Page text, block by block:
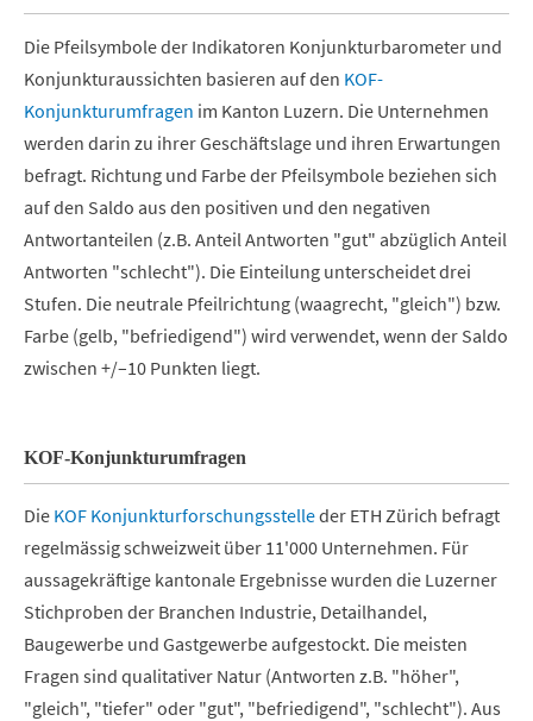
Die Pfeilsymbole der Indikatoren Konjunkturbarometer und
Konjunkturaussichten basieren auf den KOF-
Konjunkturumfragen im Kanton Luzern. Die Unternehmen
werden darin zu ihrer Geschäftslage und ihren Erwartungen
befragt. Richtung und Farbe der Pfeilsymbole beziehen sich
auf den Saldo aus den positiven und den negativen
Antwortanteilen (z.B. Anteil Antworten "gut" abzüglich Anteil
Antworten "schlecht"). Die Einteilung unterscheidet drei
Stufen. Die neutrale Pfeilrichtung (waagrecht, "gleich") bzw.
Farbe (gelb, "befriedigend") wird verwendet, wenn der Saldo
zwischen +/–10 Punkten liegt.
KOF-Konjunkturumfragen
Die KOF Konjunkturforschungsstelleder ETH Zürich befragt
regelmässig schweizweit über 11'000 Unternehmen. Für
aussagekräftige kantonale Ergebnisse wurden die Luzerner
Stichproben der Branchen Industrie, Detailhandel,
Baugewerbe und Gastgewerbe aufgestockt. Die meisten
Fragen sind qualitativer Natur (Antworten z.B. "höher",
"gleich", "tiefer" oder "gut", "befriedigend", "schlecht"). Aus